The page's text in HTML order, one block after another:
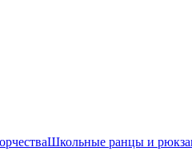
Школьные ранцы и